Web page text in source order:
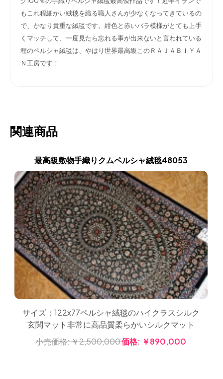
もこれ程細かい絨毯を織る職人さんが少なくなってきているの
で、かなり貴重な絨毯です。紺色と赤いバラ模様がとても上手
くマッチして、一度見たら忘れる事が出来ないと言われている
程のペルシャ絨毯は、やはり世界最高級このＲＡＪＡＢＩＹＡ
Ｎ工房です！
関連商品
最高級敷物手織りクムペルシャ絨毯48053
サイズ：122x77ペルシャ絨毯のハイクラスシルク
玄関マット非常に高品質柔らかいシルクマット
小売価格:￥2,500,000価格: ￥890,000